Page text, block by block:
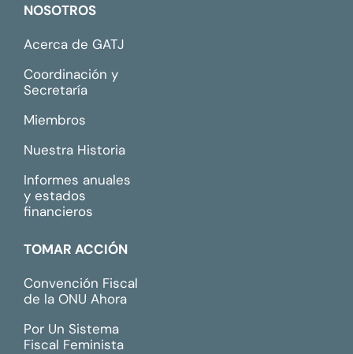
NOSOTROS
Acerca de GATJ
Coordinación y
Secretaría
Miembros
Nuestra Historia
Informes anuales
y estados
financieros
TOMAR ACCIÓN
Convención Fiscal
de la ONU Ahora
Por Un Sistema
Fiscal Feminista